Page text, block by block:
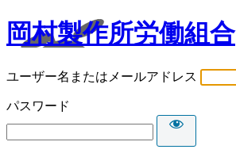
岡村製作所労働組合
ユーザー名またはメールアドレス
パスワード